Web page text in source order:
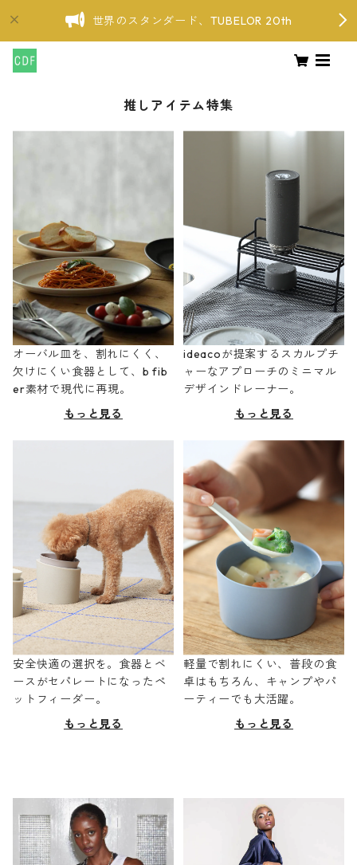
世界のスタンダード、TUBELOR 20th
推しアイテム特集
オーバル皿を、割れにくく、
欠けにくい食器として、b fib
er素材で現代に再現。
もっと見る
ideacoが提案するスカルプチ
ャーなアプローチのミニマル
デザインドレーナー。
もっと見る
安全快適の選択を。食器とベ
ースがセパレートになったペ
ットフィーダー。
もっと見る
軽量で割れにくい、普段の食
卓はもちろん、キャンプやパ
ーティーでも大活躍。
もっと見る